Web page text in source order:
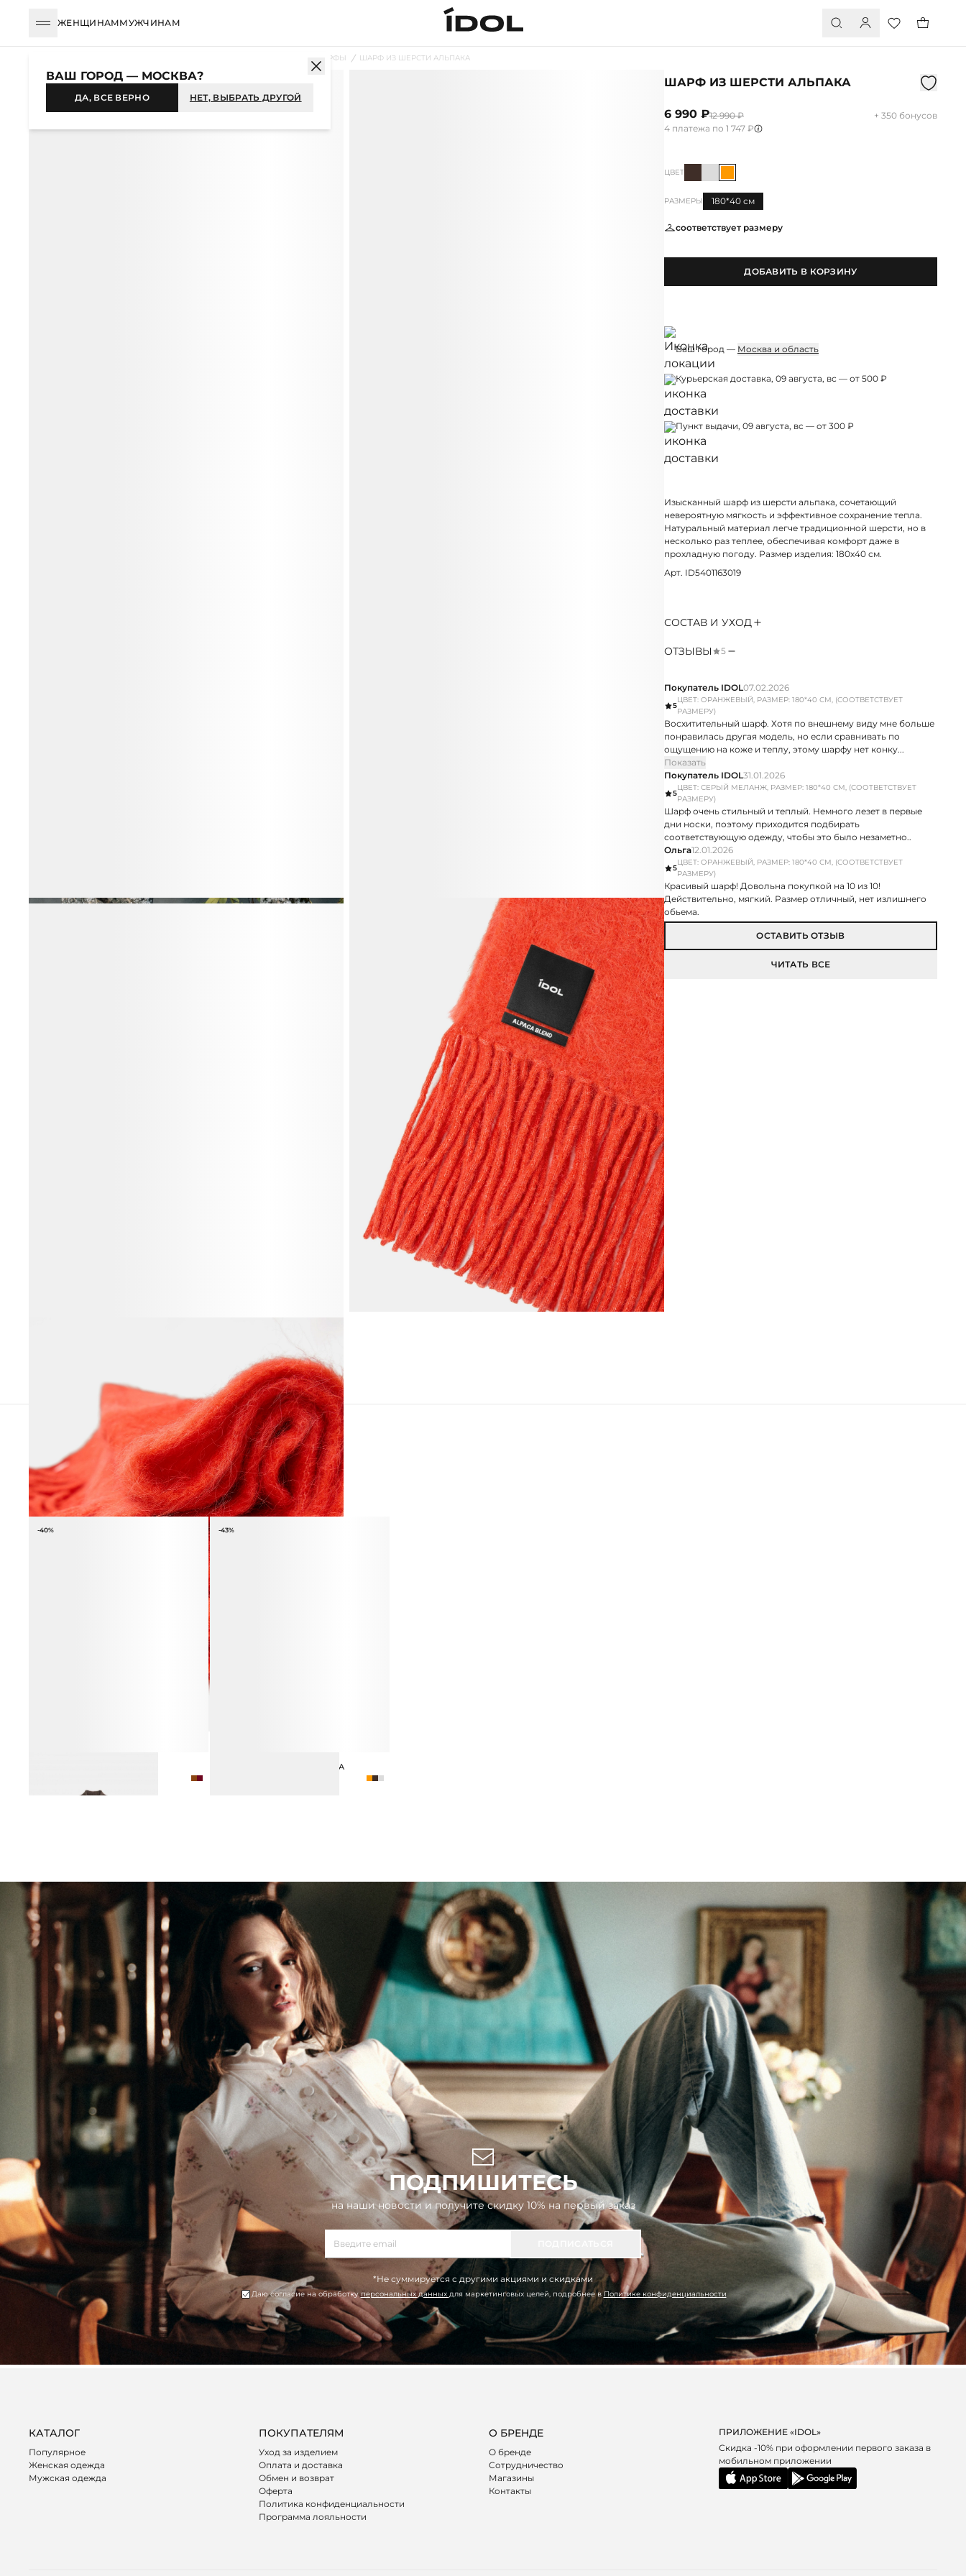
ЖЕНЩИНАММУЖЧИНАМ
ШАРФЫ ШАРФ ИЗ ШЕРСТИ АЛЬПАКА
ШАРФ ИЗ ШЕРСТИ АЛЬПАКА
6 990 ₽12 990 ₽
+ 350 бонусов
4 платежа по 1 747 ₽
ЦВЕТ
РАЗМЕРЫ 180*40 см
соответствует размеру
ДОБАВИТЬ В КОРЗИНУ
Ваш город — Москва и область
Курьерская доставка, 09 августа, вс — от 500 ₽
Пункт выдачи, 09 августа, вс — от 300 ₽
Изысканный шарф из шерсти альпака, сочетающий
невероятную мягкость и эффективное сохранение тепла.
Натуральный материал легче традиционной шерсти, но в
несколько раз теплее, обеспечивая комфорт даже в
прохладную погоду. Размер изделия: 180х40 см.
Арт. ID5401163019
СОСТАВ И УХОД
ОТЗЫВЫ 5
Покупатель IDOL07.02.2026
5
ЦВЕТ: ОРАНЖЕВЫЙ, РАЗМЕР: 180*40 СМ, (СООТВЕТСТВУЕТ
РАЗМЕРУ)
Восхитительный шарф. Хотя по внешнему виду мне больше
понравилась другая модель, но если сравнивать по
ощущению на коже и теплу, этому шарфу нет конку...
Показать
Покупатель IDOL31.01.2026
5
ЦВЕТ: СЕРЫЙ МЕЛАНЖ, РАЗМЕР: 180*40 СМ, (СООТВЕТСТВУЕТ
РАЗМЕРУ)
Шарф очень стильный и теплый. Немного лезет в первые
дни носки, поэтому приходится подбирать
соответствующую одежду, чтобы это было незаметно..
Ольга12.01.2026
5
ЦВЕТ: ОРАНЖЕВЫЙ, РАЗМЕР: 180*40 СМ, (СООТВЕТСТВУЕТ
РАЗМЕРУ)
Красивый шарф! Довольна покупкой на 10 из 10!
Действительно, мягкий. Размер отличный, нет излишнего
обьема.
ОСТАВИТЬ ОТЗЫВ
ЧИТАТЬ ВСЕ
СОЧЕТАЕТСЯ С
-40% -43%
ШАПКА ИЗ ШЕРСТИ АЛЬПАКА
ПОДПИШИТЕСЬ
на наши новости и получите скидку 10% на первый заказ
*Не суммируется с другими акциями и скидками
Даю согласие на обработкуперсональных данных для маркетинговых целей, подробнее вПолитике конфиденциальности
ВАШ ГОРОД — МОСКВА?
ДА, ВСЕ ВЕРНО НЕТ, ВЫБРАТЬ ДРУГОЙ
КАТАЛОГ
Популярное
Женская одежда
Мужская одежда
ПОКУПАТЕЛЯМ
Уход за изделием
Оплата и доставка
Обмен и возврат
Оферта
Политика конфиденциальности
Программа лояльности
О БРЕНДЕ
О бренде
Сотрудничество
Магазины
Контакты
ПРИЛОЖЕНИЕ «IDOL»
Скидка -10% при оформлении первого заказа в
мобильном приложении